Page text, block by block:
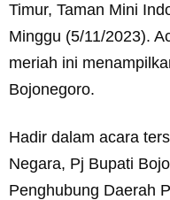
Timur, Taman Mini
Minggu (5/11/2023).
meriah ini
Bojonegoro.
Hadir dalam acara
Negara, Pj Bupati
Penghubung Daerah